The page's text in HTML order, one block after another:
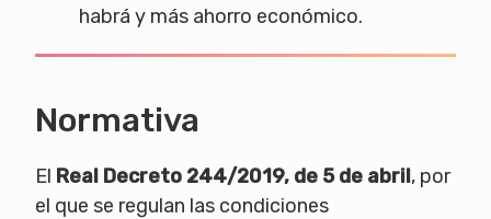
habrá y más ahorro económico.
Normativa
El Real Decreto 244/2019, de 5 de abril, por
el que se regulan las condiciones